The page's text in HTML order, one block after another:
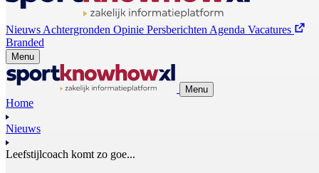
Nieuws Achtergronden Opinie Persberichten Agenda Vacatures
Branded
Menu
Menu
Home
Nieuws
Leefstijlcoach komt zo goe...